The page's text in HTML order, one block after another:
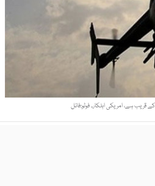
قریب ہے، امریکی اہلکار۔ فوٹو:فائل